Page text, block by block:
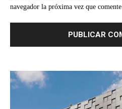
navegador la próxima vez que comente.